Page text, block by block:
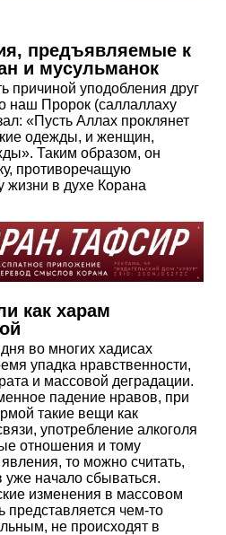
предъявляемые к
и мусульманок
причиной уподобления друг
наш Пророк (саллаллаху
«Пусть Аллах проклянет
одежды, и женщин,
Таким образом, он
противоречащую
жизни в духе Корана
как харам
во многих хадисах
упадка нравственности,
и массовой деградации.
падение нравов, при
такие вещи как
употребление алкоголя
отношения и тому
то можно считать,
уже начало сбываться.
изменения в массовом
представляется чем-то
не происходят в